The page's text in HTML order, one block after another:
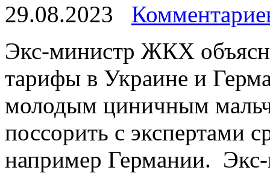
29.08.2023
Экс-министр ЖКX
тарифы в Украине и
молодым циничным
поссорить с экспертами
например Германии.